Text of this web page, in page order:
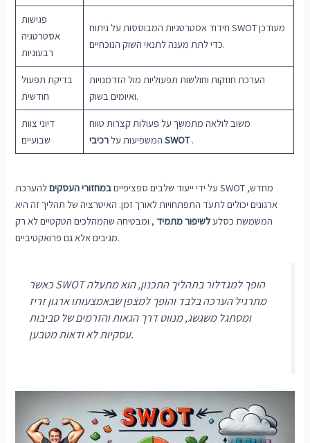
פגישות
אסטרטגיה
רבעוניות
חידוד אסטרטגיות המבוססות על ניתוח SWOT מעודכן
כדי לתת מענה לתנאי השוק הנוכחיים.
בדיקת תפעול
חודשית
הערכת חוזקות וחולשות תפעוליות מול הזדמנויות
ואיומים בשוק.
דיוני צוות
שבועיים
משוב לולאה מתמשך על פעולות קצרות טווח
המשפיעות על רכיבי SWOT.
על ידי ייעוד שלבים ספציפייםבמחזורי העסקיםלהערכת SWOT מחדש,
ארגונים יכולים לתעד התפתחויות לאורך זמן. האיטרציה של תהליך זה היא
המשמשת כסלע לשיפור מתמיד , ומבטיחה שהמהלכים הטקטיים לא רק
מגיבים אלא גם פרואקטיביים.
כאשר SWOT הופך למגדלור בתהליך התכנון, הוא מתעלה
מתרגיל הערכה בלבד והופך למצפן שבאמצעותו ארגון זריז
ומסתגל משגשג, מנווט דרך הגאות והזרמים של סביבות
עסקיות לא ודאות מטבען.